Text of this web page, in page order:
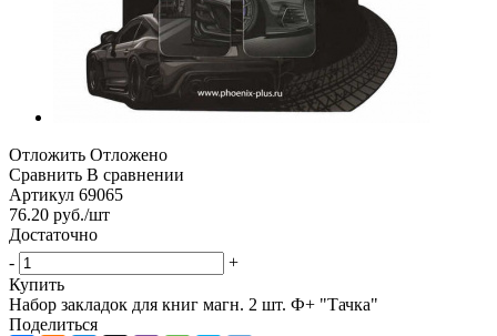
Отложить Отложено
Сравнить В сравнении
Артикул 69065
76.20 руб./шт
Достаточно
-
+
Купить
Набор закладок для книг магн. 2 шт. Ф+ "Тачка"
Поделиться